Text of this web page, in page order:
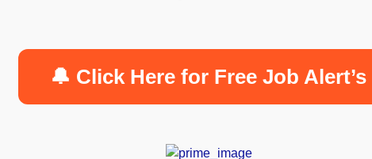
🔔 Click Here for Free Job Alert’s